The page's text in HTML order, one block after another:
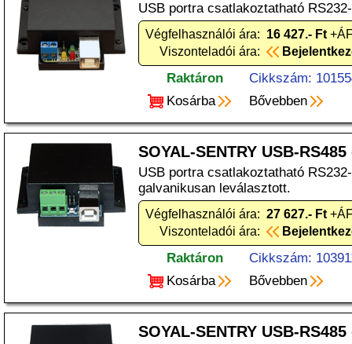
USB portra csatlakoztatható
Végfelhasználói ára: 16 427.- Ft
Viszonteladói ára:
Raktáron
Cikkszám:
Kosárba
Bővebben
SOYAL-SENTRY USB-
USB portra csatlakoztatható
galvanikusan leválasztott.
Végfelhasználói ára: 27 627.- Ft
Viszonteladói ára:
Raktáron
Cikkszám:
Kosárba
Bővebben
SOYAL-SENTRY USB-